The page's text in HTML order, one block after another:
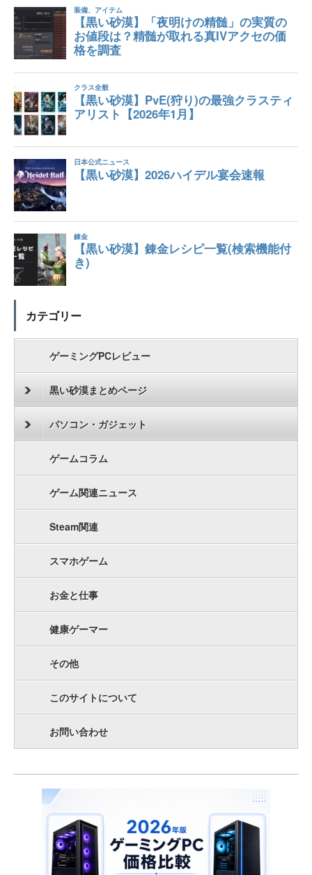
カテゴリー
ゲーミングPCレビュー
黒い砂漠まとめページ
パソコン・ガジェット
ゲームコラム
ゲーム関連ニュース
Steam関連
スマホゲーム
お金と仕事
健康ゲーマー
その他
このサイトについて
お問い合わせ